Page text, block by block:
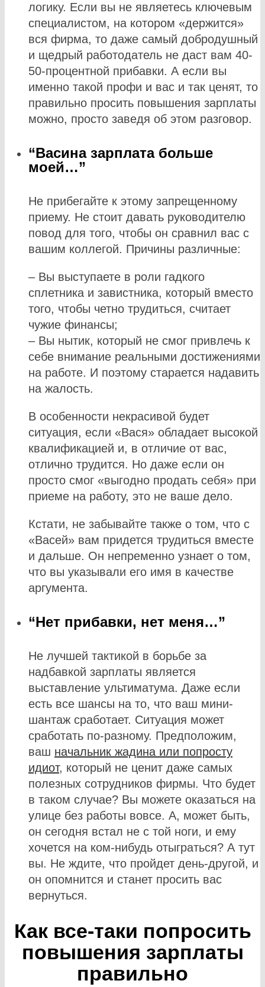
логику. Если вы не являетесь ключевым
специалистом, на котором «держится»
вся фирма, то даже самый добродушный
и щедрый работодатель не даст вам 40-
50-процентной прибавки. А если вы
именно такой профи и вас и так ценят, то
правильно просить повышения зарплаты
можно, просто заведя об этом разговор.
“Васина зарплата больше
моей…”
Не прибегайте к этому запрещенному
приему. Не стоит давать руководителю
повод для того, чтобы он сравнил вас с
вашим коллегой. Причины различные:
– Вы выступаете в роли гадкого
сплетника и завистника, который вместо
того, чтобы четно трудиться, считает
чужие финансы;
– Вы нытик, который не смог привлечь к
себе внимание реальными достижениями
на работе. И поэтому старается надавить
на жалость.
В особенности некрасивой будет
ситуация, если «Вася» обладает высокой
квалификацией и, в отличие от вас,
отлично трудится. Но даже если он
просто смог «выгодно продать себя» при
приеме на работу, это не ваше дело.
Кстати, не забывайте также о том, что с
«Васей» вам придется трудиться вместе
и дальше. Он непременно узнает о том,
что вы указывали его имя в качестве
аргумента.
“Нет прибавки, нет меня…”
Не лучшей тактикой в борьбе за
надбавкой зарплаты является
выставление ультиматума. Даже если
есть все шансы на то, что ваш мини-
шантаж сработает. Ситуация может
сработать по-разному. Предположим,
ваш начальник жадина или попросту
идиот, который не ценит даже самых
полезных сотрудников фирмы. Что будет
в таком случае? Вы можете оказаться на
улице без работы вовсе. А, может быть,
он сегодня встал не с той ноги, и ему
хочется на ком-нибудь отыграться? А тут
вы. Не ждите, что пройдет день-другой, и
он опомнится и станет просить вас
вернуться.
Как все-таки попросить
повышения зарплаты
правильно